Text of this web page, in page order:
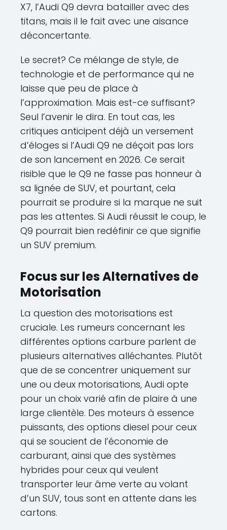
X7, l’Audi Q9 devra batailler avec des
titans, mais il le fait avec une aisance
déconcertante.
Le secret? Ce mélange de style, de
technologie et de performance qui ne
laisse que peu de place à
l’approximation. Mais est-ce suffisant?
Seul l’avenir le dira. En tout cas, les
critiques anticipent déjà un versement
d’éloges si l’Audi Q9 ne déçoit pas lors
de son lancement en 2026. Ce serait
risible que le Q9 ne fasse pas honneur à
sa lignée de SUV, et pourtant, cela
pourrait se produire si la marque ne suit
pas les attentes. Si Audi réussit le coup, le
Q9 pourrait bien redéfinir ce que signifie
un SUV premium.
Focus sur les Alternatives de
Motorisation
La question des motorisations est
cruciale. Les rumeurs concernant les
différentes options carbure parlent de
plusieurs alternatives alléchantes. Plutôt
que de se concentrer uniquement sur
une ou deux motorisations, Audi opte
pour un choix varié afin de plaire à une
large clientèle. Des moteurs à essence
puissants, des options diesel pour ceux
qui se soucient de l’économie de
carburant, ainsi que des systèmes
hybrides pour ceux qui veulent
transporter leur âme verte au volant
d’un SUV, tous sont en attente dans les
cartons.